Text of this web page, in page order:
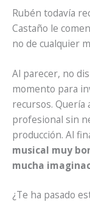
Rubén todavía
Castaño le
no de cualquier
Al parecer, no
momento para
recursos. Quería
profesional sin
producción. Al
musical muy
mucha
¿Te ha pasado